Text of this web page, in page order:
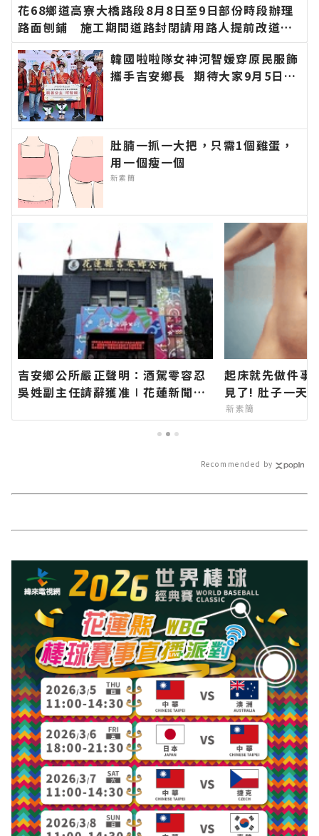
花68鄉道高寮大橋路段8月8日至9日部份時段辦理
路面刨鋪 施工期間道路封閉請用路人提前改道∣
花蓮新聞網官方網站各類新聞－最快速的今日新聞
報導 最新的在地資訊！韓國啦啦隊女神河智媛穿原民服飾
攜手吉安鄉長 期待大家9月5日參
站各類新聞－最快速的今日新聞報
導 最新的在地資訊！
肚腩一抓一大把，只需1個雞蛋，
用一個瘦一個
新素簡
吉安鄉公所嚴正聲明：酒駕零容忍
吳姓副主任請辭獲准∣花蓮新聞網
新聞報導 最新的在地資訊！
起床就先做件事
見了! 肚子一天
新素簡
Recommended by